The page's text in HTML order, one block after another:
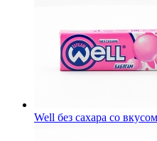
Well без сахара со